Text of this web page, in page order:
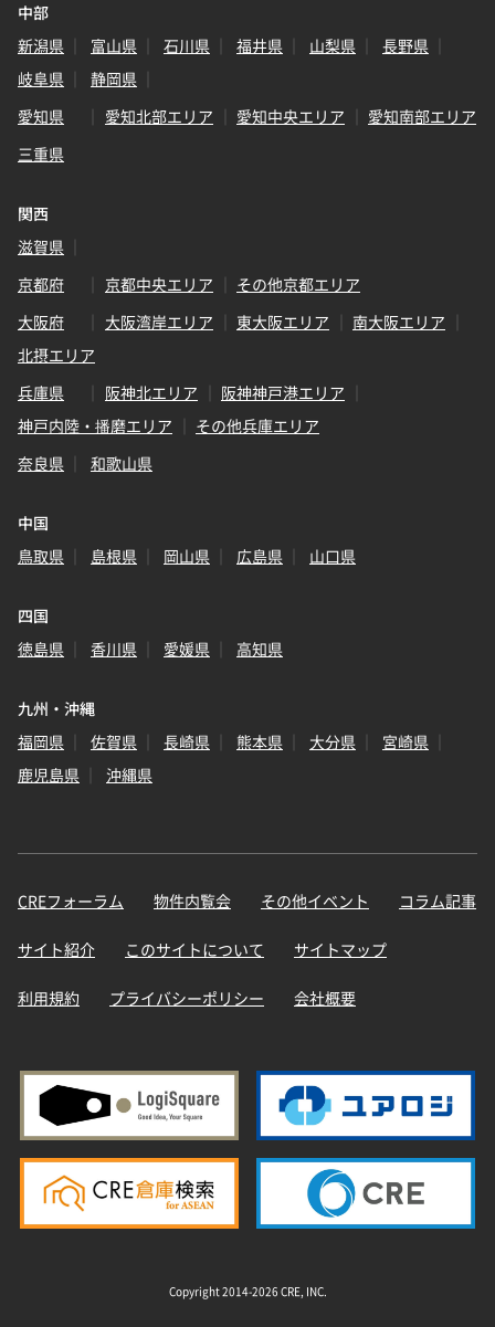
中部
新潟県
富山県 石川県 福井県 山梨県
長野県
岐阜県
静岡県
愛知県
愛知北部エリア 愛知中央エリア
愛知南部エリア
三重県
関西
滋賀県
京都府
京都中央エリア
その他京都エリア
大阪府
大阪湾岸エリア 東大阪エリア
南大阪エリア
北摂エリア
兵庫県
阪神北エリア
阪神神戸港エリア
神戸内陸・播磨エリア
その他兵庫エリア
奈良県
和歌山県
中国
鳥取県
島根県 岡山県 広島県 山口県
四国
徳島県
香川県 愛媛県 高知県
九州・沖縄
福岡県
佐賀県 長崎県 熊本県 大分県
宮崎県
鹿児島県
沖縄県
CREフォーラム 物件内覧会 その他イベント コラム記事
サイト紹介 このサイトについて サイトマップ
利用規約 プライバシーポリシー 会社概要
Copyright 2014-2026 CRE, INC.